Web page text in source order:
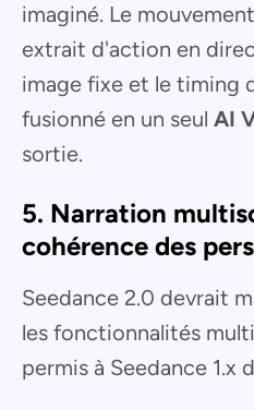
imaginé. Le
extrait d'action en
image fixe et le timing
fusionné en un seul AI
sortie.
5. Narration
cohérence des
Seedance 2.0 devrait
les fonctionnalités
permis à Seedance 1.x